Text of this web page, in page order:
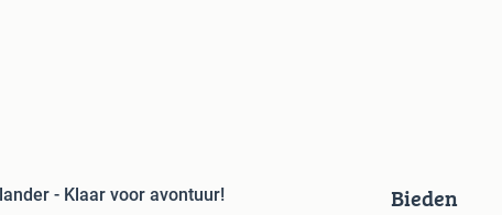
- Klaar voor avontuur! Bieden